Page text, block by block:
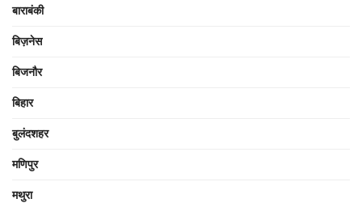
बाराबंकी
बिज़नेस
बिजनौर
बिहार
बुलंदशहर
मणिपुर
मथुरा